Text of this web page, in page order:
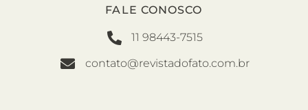
FALE CONOSCO
11 98443-7515
contato@revistadofato.com.br